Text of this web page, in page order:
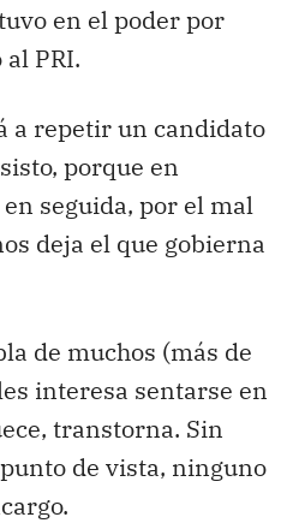
en el poder por
PRI.
a repetir un candidato
porque en
seguida, por el mal
deja el que gobierna
de muchos (más de
interesa sentarse en
transtorna. Sin
de vista, ninguno